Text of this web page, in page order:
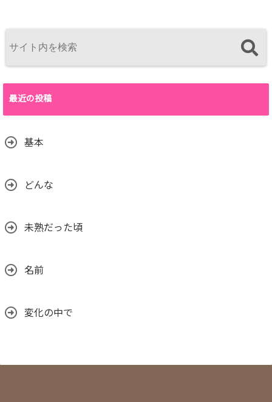
最近の投稿
基本
どんな
未熟だった頃
名前
変化の中で